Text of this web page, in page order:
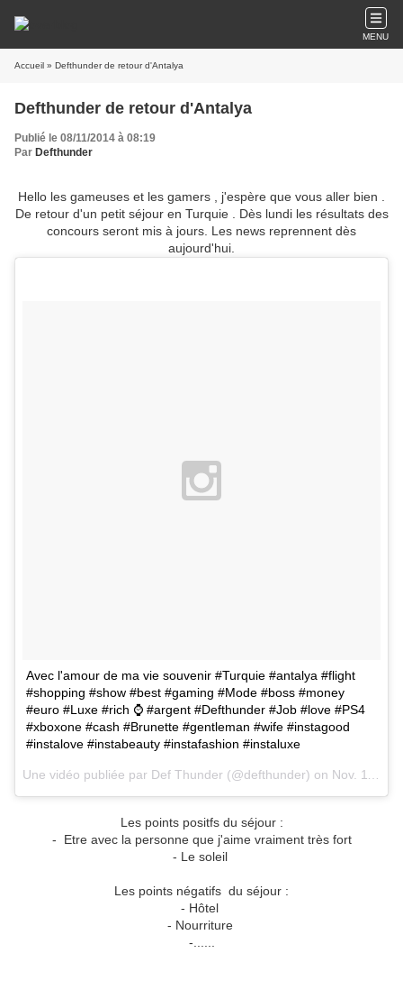
MENU
Accueil » Defthunder de retour d'Antalya
Defthunder de retour d'Antalya
Publié le 08/11/2014 à 08:19
Par Defthunder
Hello les gameuses et les gamers , j'espère que vous aller bien .
De retour d'un petit séjour en Turquie . Dès lundi les résultats des
concours seront mis à jours. Les news reprennent dès
aujourd'hui.
Avec l'amour de ma vie souvenir #Turquie #antalya #flight
#shopping #show #best #gaming #Mode #boss #money
#euro #Luxe #rich ⌚ #argent #Defthunder #Job #love #PS4
#xboxone #cash #Brunette #gentleman #wife #instagood
#instalove #instabeauty #instafashion #instaluxe
Une vidéo publiée par Def Thunder (@defthunder) on Nov. 11, 2014 at 7:34 PST
Les points positfs du séjour :
- Etre avec la personne que j'aime vraiment très fort
- Le soleil
Les points négatifs du séjour :
- Hôtel
- Nourriture
-......